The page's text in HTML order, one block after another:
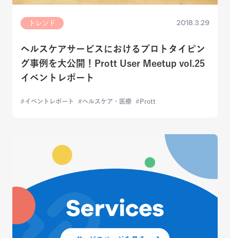
トレンド 2018.3.29
ヘルスケアサービスにおけるプロトタイピン
グ事例を大公開！Prott User Meetup vol.25
イベントレポート
イベントレポート ヘルスケア・医療 Prott